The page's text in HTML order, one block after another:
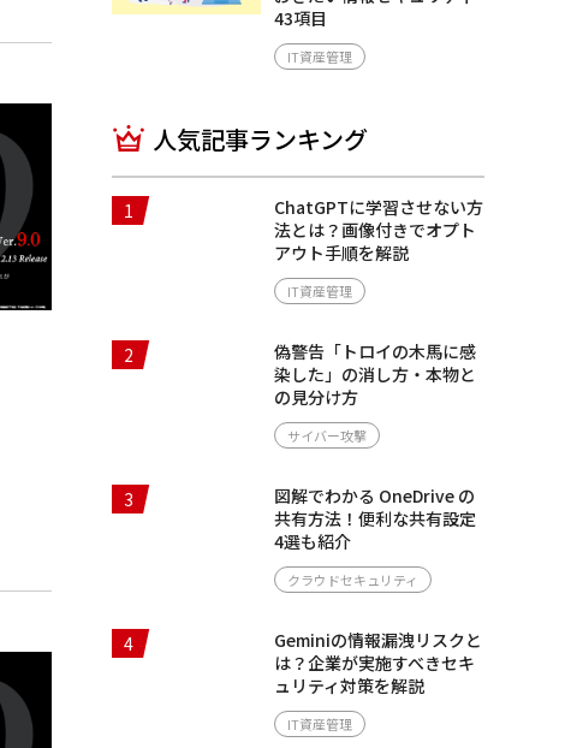
43項目
IT資産管理
人気記事ランキング
1
ChatGPTに学習させない方
法とは？画像付きでオプト
アウト手順を解説
IT資産管理
2
偽警告「トロイの木馬に感
染した」の消し方・本物と
の見分け方
サイバー攻撃
3
図解でわかる OneDrive の
共有方法！便利な共有設定
4選も紹介
クラウドセキュリティ
4
Geminiの情報漏洩リスクと
は？企業が実施すべきセキ
ュリティ対策を解説
IT資産管理